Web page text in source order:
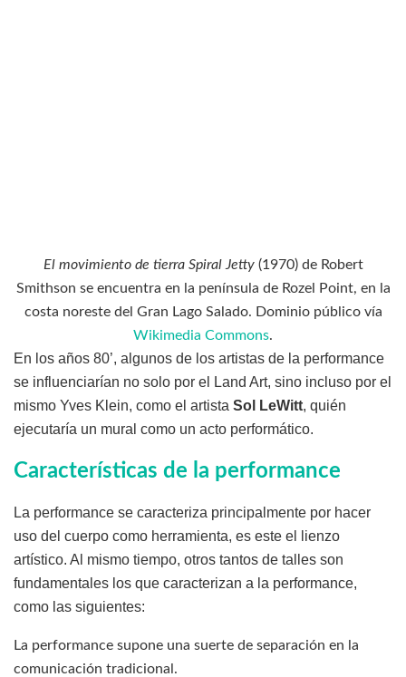
El movimiento de tierra Spiral Jetty(1970) de Robert
Smithson se encuentra en la península de Rozel Point, en la
costa noreste del Gran Lago Salado. Dominio público vía
Wikimedia Commons.
En los años 80’, algunos de los artistas de la performance
se influenciarían no solo por el Land Art, sino incluso por el
mismo Yves Klein, como el artista Sol LeWitt, quién
ejecutaría un mural como un acto performático.
Características de la performance
La performance se caracteriza principalmente por hacer
uso del cuerpo como herramienta, es este el lienzo
artístico. Al mismo tiempo, otros tantos de talles son
fundamentales los que caracterizan a la performance,
como las siguientes:
La performance supone una suerte de separación en la
comunicación tradicional.